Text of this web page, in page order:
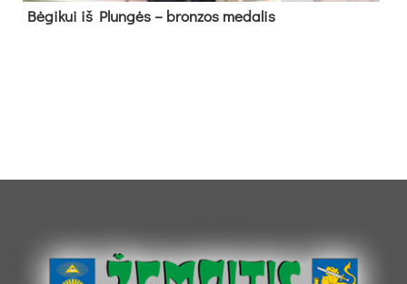
Bė­gi­kui iš Plun­gės – bron­zos me­da­lis